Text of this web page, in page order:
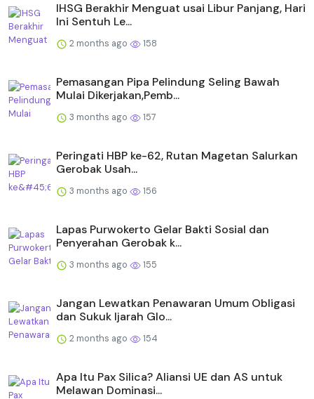
IHSG Berakhir Menguat usai Libur Panjang, Hari
Ini Sentuh Le...
2 months ago 158
Pemasangan Pipa Pelindung Seling Bawah
Mulai Dikerjakan,Pemb...
3 months ago 157
Peringati HBP ke-62, Rutan Magetan Salurkan
Gerobak Usah...
3 months ago 156
Lapas Purwokerto Gelar Bakti Sosial dan
Penyerahan Gerobak k...
3 months ago 155
Jangan Lewatkan Penawaran Umum Obligasi
dan Sukuk Ijarah Glo...
2 months ago 154
Apa Itu Pax Silica? Aliansi UE dan AS untuk
Melawan Dominasi...